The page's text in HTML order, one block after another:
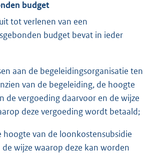
budget
tot verlenen van een
budget bevat in ieder
aan de begeleidingsorganisatie ten
van de begeleiding, de hoogte
de vergoeding daarvoor en de wijze
deze vergoeding wordt betaald;
hoogte van de loonkostensubsidie
de wijze waarop deze kan worden